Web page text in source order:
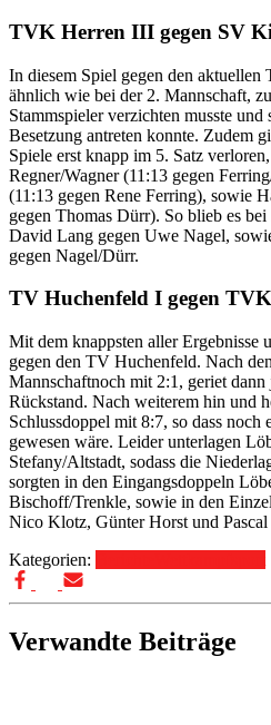
TVK Herren III gegen SV
In diesem Spiel gegen den aktuellen
ähnlich wie bei der 2. Mannschaft,
Stammspieler verzichten musste
Besetzung antreten konnte. Zudem
Spiele erst knapp im 5. Satz
Regner/Wagner (11:13 gegen
(11:13 gegen Rene Ferring), sowie
gegen Thomas Dürr). So blieb es
David Lang gegen Uwe Nagel,
gegen Nagel/Dürr.
TV Huchenfeld I gegen
Mit dem knappsten aller Ergebnisse
gegen den TV Huchenfeld. Nach
Mannschaftnoch mit 2:1, geriet
Rückstand. Nach weiterem hin und
Schlussdoppel mit 8:7, so dass
gewesen wäre. Leider unterlagen
Stefany/Altstadt, sodass die
sorgten in den Eingangsdoppeln
Bischoff/Trenkle, sowie in den
Nico Klotz, Günter Horst und
Kategorien:
Verwandte Beiträge